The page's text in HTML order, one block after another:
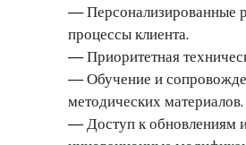
— Персонализированные
процессы клиента.
— Приоритетная
— Обучение и
методических материалов.
— Доступ к обновлениям